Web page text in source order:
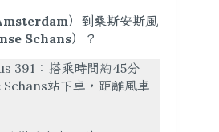
）到桑斯安斯風
Schans）？
391：搭乘時間約45分
站下車，距離風車